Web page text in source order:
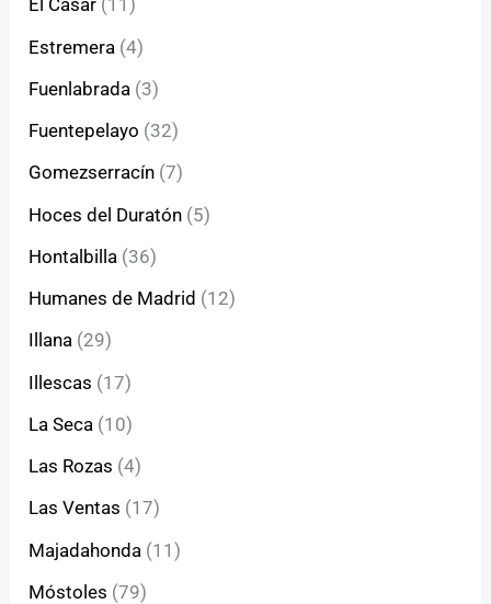
El Casar (11)
Estremera (4)
Fuenlabrada (3)
Fuentepelayo (32)
Gomezserracín (7)
Hoces del Duratón (5)
Hontalbilla (36)
Humanes de Madrid (12)
Illana (29)
Illescas (17)
La Seca (10)
Las Rozas (4)
Las Ventas (17)
Majadahonda (11)
Móstoles (79)